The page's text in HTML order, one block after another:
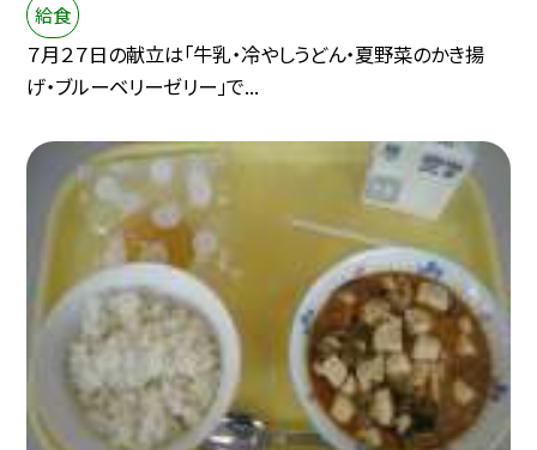
給食
７月２７日の献立は「牛乳・冷やしうどん・夏野菜のかき揚
げ・ブルーベリーゼリー」で...